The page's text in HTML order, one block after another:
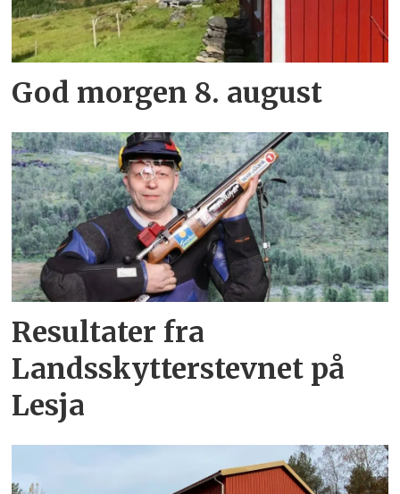
God morgen 8. august
Resultater fra
Landsskytterstevnet på
Lesja